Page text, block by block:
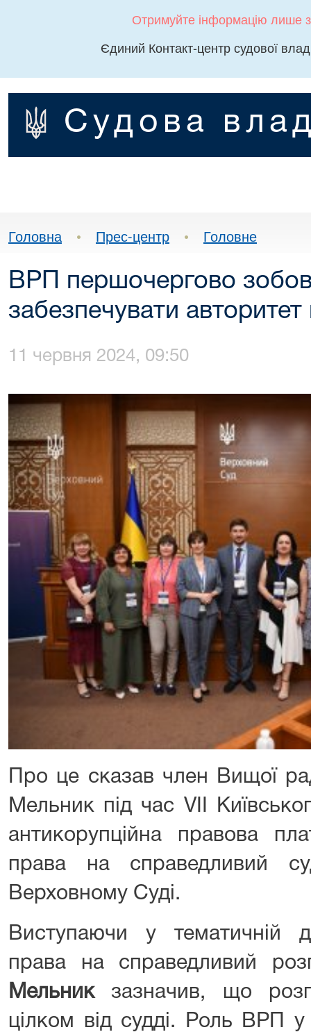
Отримуйте інформацію лише
Єдиний Контакт-центр судової
Судова
Головна • Прес-центр • Головне
ВРП першочергово
забезпечувати
11 червня 2024, 09:50
Про це сказав член Вищої
Мельник під час VІІ
антикорупційна правова
права на справедливий
Верховному Суді.
Виступаючи у тематичній
права на справедливий
Мельникзазначив, що
цілком від судді. Роль ВРП у